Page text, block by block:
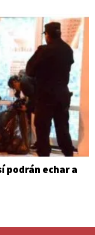
podrán echar a